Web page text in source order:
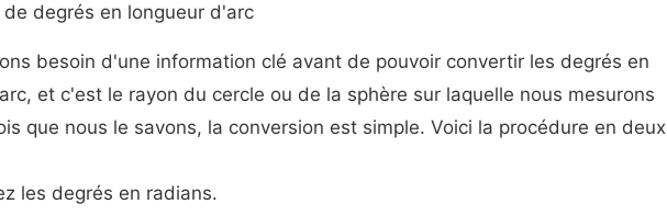
de degrés en longueur d'arc
besoin d'une information clé avant de pouvoir convertir les degrés en
et c'est le rayon du cercle ou de la sphère sur laquelle nous mesurons
que nous le savons, la conversion est simple. Voici la procédure en deux
les degrés en radians.